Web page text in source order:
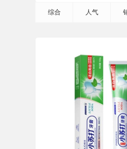
综合 人气